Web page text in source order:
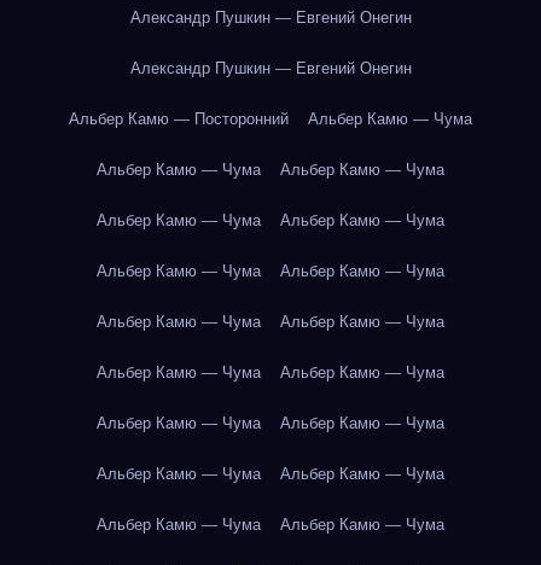
Александр Пушкин — Евгений Онегин
Александр Пушкин — Евгений Онегин
Альбер Камю — Посторонний Альбер Камю — Чума
Альбер Камю — Чума Альбер Камю — Чума
Альбер Камю — Чума Альбер Камю — Чума
Альбер Камю — Чума Альбер Камю — Чума
Альбер Камю — Чума Альбер Камю — Чума
Альбер Камю — Чума Альбер Камю — Чума
Альбер Камю — Чума Альбер Камю — Чума
Альбер Камю — Чума Альбер Камю — Чума
Альбер Камю — Чума Альбер Камю — Чума